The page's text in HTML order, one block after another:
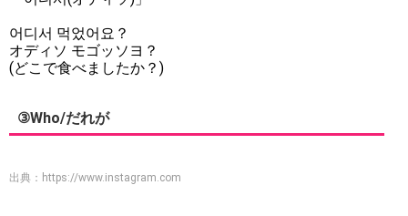
어디서 먹었어요？
オディソ モゴッソヨ？
(どこで食べましたか？)
③Who/だれが
出典： https://www.instagram.com